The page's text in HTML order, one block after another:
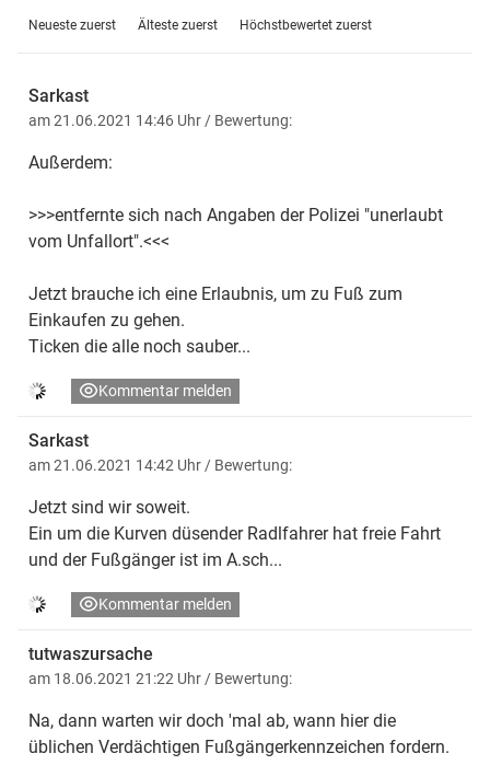
Neueste zuerst Älteste zuerst Höchstbewertet zuerst
Sarkast
am 21.06.2021 14:46 Uhr / Bewertung:
Außerdem:
>>>entfernte sich nach Angaben der Polizei "unerlaubt
vom Unfallort".<<<
Jetzt brauche ich eine Erlaubnis, um zu Fuß zum
Einkaufen zu gehen.
Ticken die alle noch sauber...
Kommentar melden
Sarkast
am 21.06.2021 14:42 Uhr / Bewertung:
Jetzt sind wir soweit.
Ein um die Kurven düsender Radlfahrer hat freie Fahrt
und der Fußgänger ist im A.sch...
Kommentar melden
tutwaszursache
am 18.06.2021 21:22 Uhr / Bewertung:
Na, dann warten wir doch 'mal ab, wann hier die
üblichen Verdächtigen Fußgängerkennzeichen fordern.